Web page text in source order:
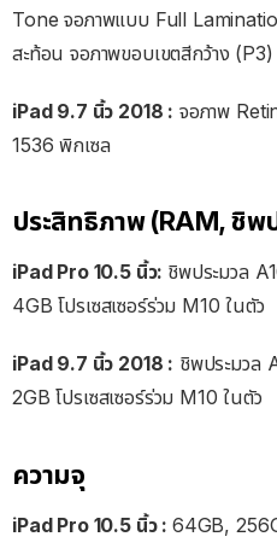
Tone จอภาพแบบ Full
สะท้อน จอภาพขอบเขตสีกว้าง (P3)
iPad 9.7 นิ้ว 2018 : จอภาพ
1536 พิกเซล
ประสิทธิภาพ (RAM, ชิพ
iPad Pro 10.5 นิ้ว: ชิพประมวล
4GB โปรเซสเซอร์ร่วม M10 ในตัว
iPad 9.7 นิ้ว 2018 : ชิพประมวล
2GB โปรเซสเซอร์ร่วม M10 ในตัว
ความจุ
iPad Pro 10.5 นิ้ว : 64GB,